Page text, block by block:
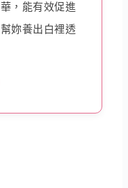
，能有效促進
妳養出白裡透